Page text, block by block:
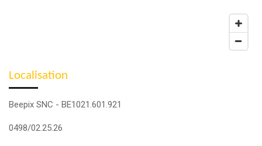
Localisation
Beepix SNC - BE1021.601.921
0498/02.25.26